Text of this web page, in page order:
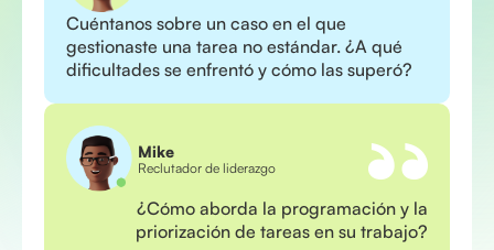
Cuéntanos sobre un caso en el que
gestionaste una tarea no estándar. ¿A qué
dificultades se enfrentó y cómo las superó?
Mike
Reclutador de liderazgo
¿Cómo aborda la programación y la
priorización de tareas en su trabajo?